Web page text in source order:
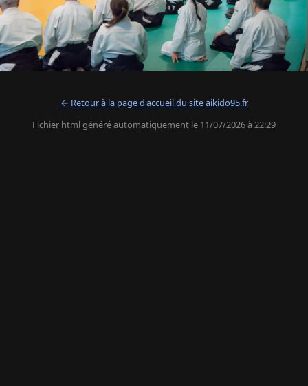
← Retour à la page d'accueil du site aikido95.fr
Fichier html généré automatiquement le 11/07/2026 à 22:29